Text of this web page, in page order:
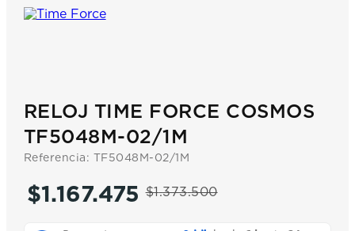
RELOJ TIME FORCE COSMOS
TF5048M-02/1M
Referencia: TF5048M-02/1M
$1.373.500
$1.167.475